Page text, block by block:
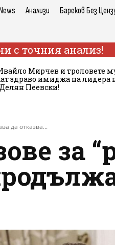
Анализи Бареков Без
с точния анализ!
Мирчев и троловете
здраво имиджа на лидера
Пеевски!
да отказва...
за